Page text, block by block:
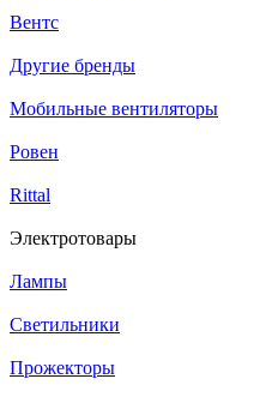
Вентс
Другие бренды
Мобильные вентиляторы
Ровен
Rittal
Электротовары
Лампы
Светильники
Прожекторы